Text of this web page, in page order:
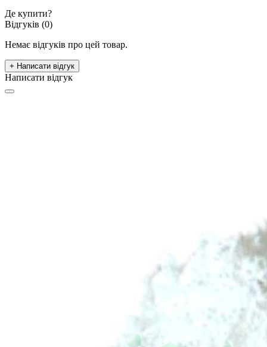
Де купити?
Відгуків (0)
Немає відгуків про цей товар.
+ Написати відгук
Написати відгук